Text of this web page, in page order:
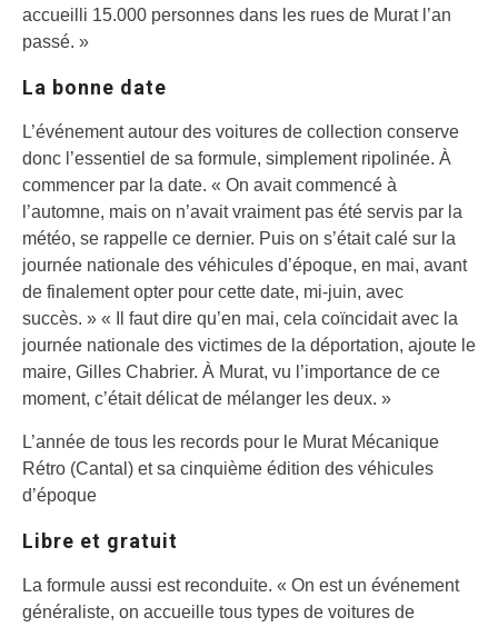
accueilli 15.000 personnes dans les rues de Murat l’an
passé. »
La bonne date
L’événement autour des voitures de collection conserve
donc l’essentiel de sa formule, simplement ripolinée. À
commencer par la date. « On avait commencé à
l’automne, mais on n’avait vraiment pas été servis par la
météo, se rappelle ce dernier. Puis on s’était calé sur la
journée nationale des véhicules d’époque, en mai, avant
de finalement opter pour cette date, mi-juin, avec
succès. » « Il faut dire qu’en mai, cela coïncidait avec la
journée nationale des victimes de la déportation, ajoute le
maire, Gilles Chabrier. À Murat, vu l’importance de ce
moment, c’était délicat de mélanger les deux. »
L’année de tous les records pour le Murat Mécanique
Rétro (Cantal) et sa cinquième édition des véhicules
d’époque
Libre et gratuit
La formule aussi est reconduite. « On est un événement
généraliste, on accueille tous types de voitures de